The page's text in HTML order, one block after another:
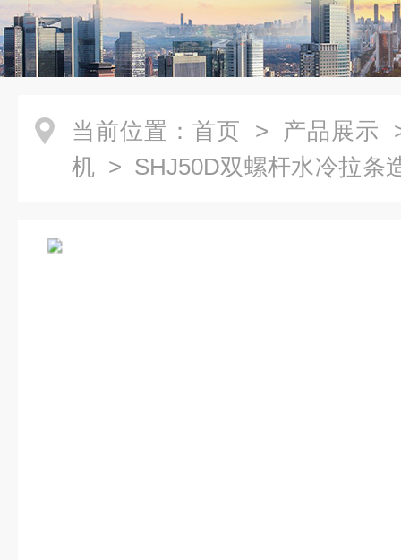
当前位置： 首页 > 产品展示
机 > SHJ50D双螺杆水冷拉条